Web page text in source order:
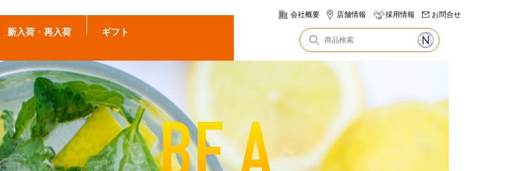
新入荷・再入荷 ギフト
会社概要 店舗情報 採用情報 お問合せ